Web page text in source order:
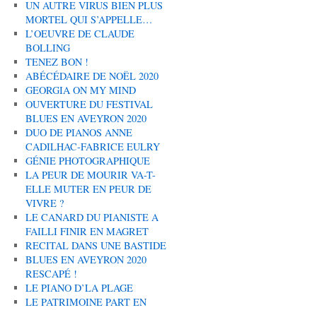
UN AUTRE VIRUS BIEN PLUS
MORTEL QUI S’APPELLE…
L’OEUVRE DE CLAUDE
BOLLING
TENEZ BON !
ABÉCÉDAIRE DE NOËL 2020
GEORGIA ON MY MIND
OUVERTURE DU FESTIVAL
BLUES EN AVEYRON 2020
DUO DE PIANOS ANNE
CADILHAC-FABRICE EULRY
GÉNIE PHOTOGRAPHIQUE
LA PEUR DE MOURIR VA-T-
ELLE MUTER EN PEUR DE
VIVRE ?
LE CANARD DU PIANISTE A
FAILLI FINIR EN MAGRET
RECITAL DANS UNE BASTIDE
BLUES EN AVEYRON 2020
RESCAPÉ !
LE PIANO D’LA PLAGE
LE PATRIMOINE PART EN